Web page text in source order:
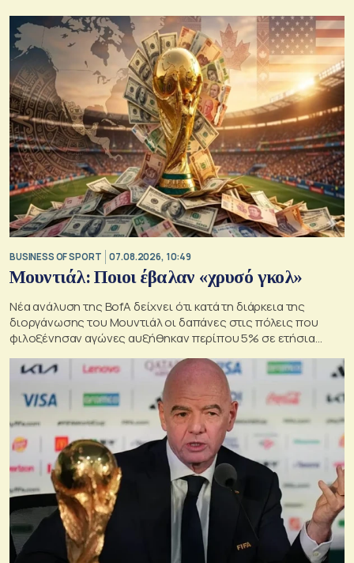
BUSINESS OF SPORT 07.08.2026, 10:49
Μουντιάλ: Ποιοι έβαλαν «χρυσό γκολ»
Νέα ανάλυση της BofA δείχνει ότι κατά τη διάρκεια της
διοργάνωσης του Μουντιάλ οι δαπάνες στις πόλεις που
φιλοξένησαν αγώνες αυξήθηκαν περίπου 5% σε ετήσια
βάση